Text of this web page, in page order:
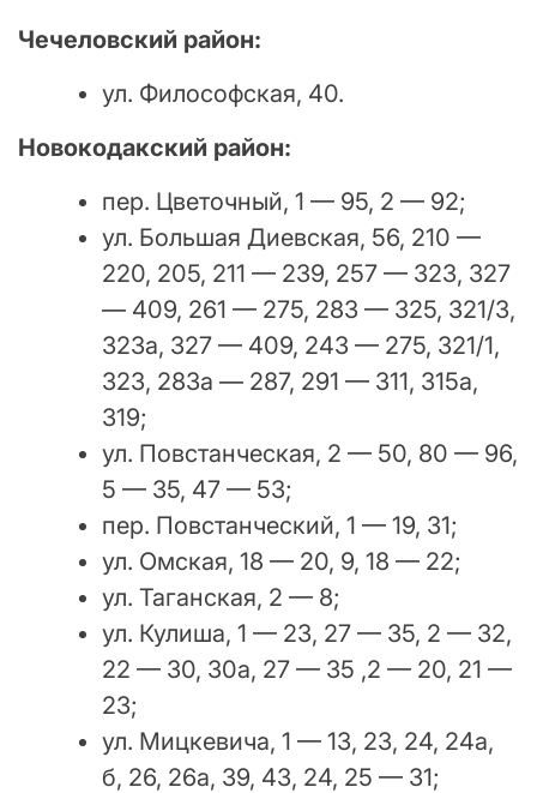
Чечеловский район:
ул. Философская, 40.
Новокодакский район:
пер. Цветочный, 1 — 95, 2 — 92;
ул. Большая Диевская, 56, 210 —
220, 205, 211 — 239, 257 — 323, 327
— 409, 261 — 275, 283 — 325, 321/3,
323а, 327 — 409, 243 — 275, 321/1,
323, 283а — 287, 291 — 311, 315а,
319;
ул. Повстанческая, 2 — 50, 80 — 96,
5 — 35, 47 — 53;
пер. Повстанческий, 1 — 19, 31;
ул. Омская, 18 — 20, 9, 18 — 22;
ул. Таганская, 2 — 8;
ул. Кулиша, 1 — 23, 27 — 35, 2 — 32,
22 — 30, 30a, 27 — 35 ,2 — 20, 21 —
23;
ул. Мицкевича, 1 — 13, 23, 24, 24а,
б, 26, 26а, 39, 43, 24, 25 — 31;